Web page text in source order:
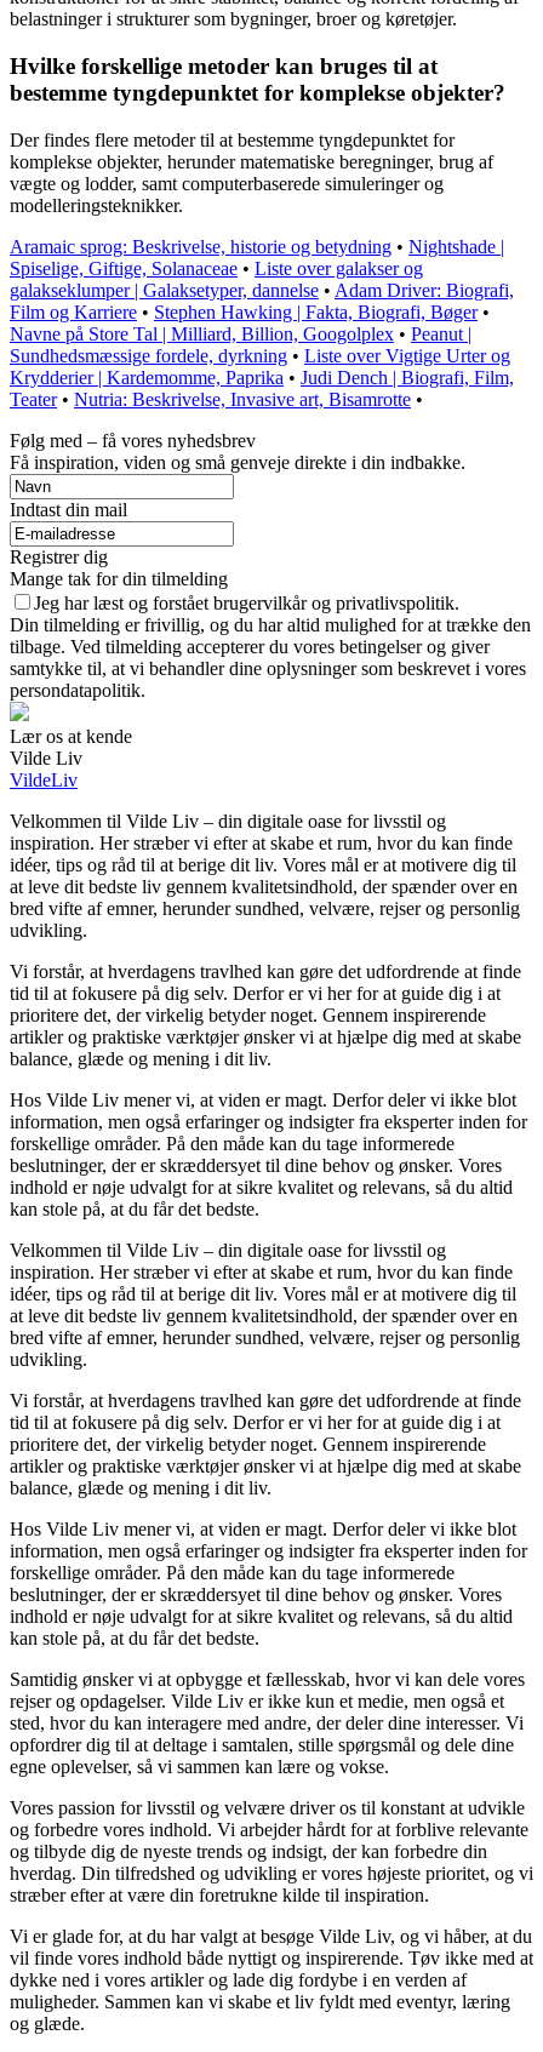
belastninger i strukturer som bygninger, broer og køretøjer.
Hvilke forskellige metoder kan bruges til at
bestemme tyngdepunktet for komplekse objekter?
Der findes flere metoder til at bestemme tyngdepunktet for
komplekse objekter, herunder matematiske beregninger, brug af
vægte og lodder, samt computerbaserede simuleringer og
modelleringsteknikker.
Aramaic sprog: Beskrivelse, historie og betydning • Nightshade |
Spiselige, Giftige, Solanaceae • Liste over galakser og
galakseklumper | Galaksetyper, dannelse • Adam Driver: Biografi,
Film og Karriere • Stephen Hawking | Fakta, Biografi, Bøger•
Navne på Store Tal | Milliard, Billion, Googolplex • Peanut |
Sundhedsmæssige fordele, dyrkning • Liste over Vigtige Urter og
Krydderier | Kardemomme, Paprika • Judi Dench | Biografi, Film,
Teater• Nutria: Beskrivelse, Invasive art, Bisamrotte •
Følg med – få vores nyhedsbrev
Få inspiration, viden og små genveje direkte i din indbakke.
Indtast din mail
Registrer dig
Mange tak for din tilmelding
Jeg har læst og forstået brugervilkår og privatlivspolitik.
Din tilmelding er frivillig, og du har altid mulighed for at trække den
tilbage. Ved tilmelding accepterer du vores betingelser og giver
samtykke til, at vi behandler dine oplysninger som beskrevet i vores
persondatapolitik.
Lær os at kende
Vilde Liv
VildeLiv
Velkommen til Vilde Liv – din digitale oase for livsstil og
inspiration. Her stræber vi efter at skabe et rum, hvor du kan finde
idéer, tips og råd til at berige dit liv. Vores mål er at motivere dig til
at leve dit bedste liv gennem kvalitetsindhold, der spænder over en
bred vifte af emner, herunder sundhed, velvære, rejser og personlig
udvikling.
Vi forstår, at hverdagens travlhed kan gøre det udfordrende at finde
tid til at fokusere på dig selv. Derfor er vi her for at guide dig i at
prioritere det, der virkelig betyder noget. Gennem inspirerende
artikler og praktiske værktøjer ønsker vi at hjælpe dig med at skabe
balance, glæde og mening i dit liv.
Hos Vilde Liv mener vi, at viden er magt. Derfor deler vi ikke blot
information, men også erfaringer og indsigter fra eksperter inden for
forskellige områder. På den måde kan du tage informerede
beslutninger, der er skræddersyet til dine behov og ønsker. Vores
indhold er nøje udvalgt for at sikre kvalitet og relevans, så du altid
kan stole på, at du får det bedste.
Velkommen til Vilde Liv – din digitale oase for livsstil og
inspiration. Her stræber vi efter at skabe et rum, hvor du kan finde
idéer, tips og råd til at berige dit liv. Vores mål er at motivere dig til
at leve dit bedste liv gennem kvalitetsindhold, der spænder over en
bred vifte af emner, herunder sundhed, velvære, rejser og personlig
udvikling.
Vi forstår, at hverdagens travlhed kan gøre det udfordrende at finde
tid til at fokusere på dig selv. Derfor er vi her for at guide dig i at
prioritere det, der virkelig betyder noget. Gennem inspirerende
artikler og praktiske værktøjer ønsker vi at hjælpe dig med at skabe
balance, glæde og mening i dit liv.
Hos Vilde Liv mener vi, at viden er magt. Derfor deler vi ikke blot
information, men også erfaringer og indsigter fra eksperter inden for
forskellige områder. På den måde kan du tage informerede
beslutninger, der er skræddersyet til dine behov og ønsker. Vores
indhold er nøje udvalgt for at sikre kvalitet og relevans, så du altid
kan stole på, at du får det bedste.
Samtidig ønsker vi at opbygge et fællesskab, hvor vi kan dele vores
rejser og opdagelser. Vilde Liv er ikke kun et medie, men også et
sted, hvor du kan interagere med andre, der deler dine interesser. Vi
opfordrer dig til at deltage i samtalen, stille spørgsmål og dele dine
egne oplevelser, så vi sammen kan lære og vokse.
Vores passion for livsstil og velvære driver os til konstant at udvikle
og forbedre vores indhold. Vi arbejder hårdt for at forblive relevante
og tilbyde dig de nyeste trends og indsigt, der kan forbedre din
hverdag. Din tilfredshed og udvikling er vores højeste prioritet, og vi
stræber efter at være din foretrukne kilde til inspiration.
Vi er glade for, at du har valgt at besøge Vilde Liv, og vi håber, at du
vil finde vores indhold både nyttigt og inspirerende. Tøv ikke med at
dykke ned i vores artikler og lade dig fordybe i en verden af
muligheder. Sammen kan vi skabe et liv fyldt med eventyr, læring
og glæde.